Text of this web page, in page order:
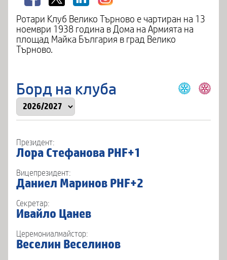
Ротари Клуб Велико Търново е чартиран на 13
ноември 1938 година в Дома на Армията на
площад Майка България в град Велико
Търново.
Борд на клуба
Президент:
Лора Стефанова PHF+1
Вицепрезидент:
Даниел Маринов PHF+2
Секретар:
Ивайло Цанев
Церемониалмайстор:
Веселин Веселинов